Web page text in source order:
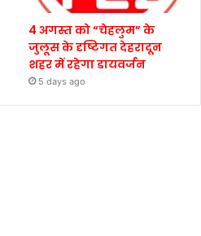
4 अगस्त को “चेहलुम” के
जुलूस के दृष्टिगत देहरादून
शहर में रहेगा डायवर्जन
5 days ago